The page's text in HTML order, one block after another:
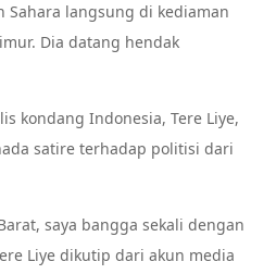
Sahara langsung di kediaman
Dia datang hendak
kondang Indonesia, Tere Liye,
satire terhadap politisi dari
saya bangga sekali dengan
Liye dikutip dari akun media